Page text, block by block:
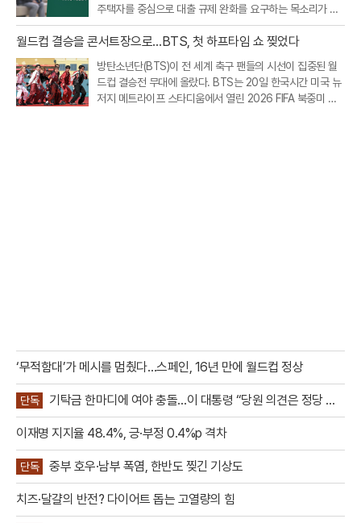
주택자를 중심으로 대출 규제 완화를 요구하는 목소리가 가
장 컸고, 빌라·오피스텔 등 비아파트 공급을 살리기 위한 규
제 개선 요구도 이어졌다.20일 부동산토론회 홈페이지에 따
월드컵 결승을 콘서트장으로…BTS, 첫 하프타임 쇼 찢었다
방탄소년단(BTS)이 전 세계 축구 팬들의 시선이 집중된 월
드컵 결승전 무대에 올랐다. BTS는 20일 한국시간 미국 뉴
저지 메트라이프 스타디움에서 열린 2026 FIFA 북중미 월
‘무적함대’가 메시를 멈췄다…스페인, 16년 만에 월드컵 정상
단독
기탁금 한마디에 여야 충돌…이 대통령 “당원 의견은 정당 활
동”
이재명 지지율 48.4%, 긍·부정 0.4%p 격차
단독 중부 호우·남부 폭염, 한반도 찢긴 기상도
치즈·달걀의 반전? 다이어트 돕는 고열량의 힘